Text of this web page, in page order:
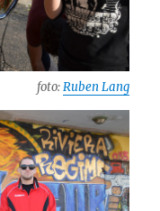
foto:Ruben Lang